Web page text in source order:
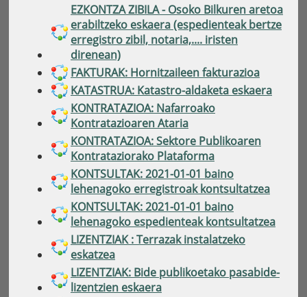
EZKONTZA ZIBILA - Osoko Bilkuren aretoa
erabiltzeko eskaera (espedienteak bertze
erregistro zibil, notaria,.... iristen
direnean)
FAKTURAK: Hornitzaileen fakturazioa
KATASTRUA: Katastro-aldaketa eskaera
KONTRATAZIOA: Nafarroako
Kontratazioaren Ataria
KONTRATAZIOA: Sektore Publikoaren
Kontrataziorako Plataforma
KONTSULTAK: 2021-01-01 baino
lehenagoko erregistroak kontsultatzea
KONTSULTAK: 2021-01-01 baino
lehenagoko espedienteak kontsultatzea
LIZENTZIAK : Terrazak instalatzeko
eskatzea
LIZENTZIAK: Bide publikoetako pasabide-
lizentzien eskaera